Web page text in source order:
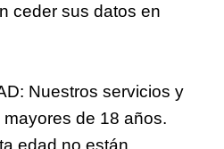
ceder sus datos en
Nuestros servicios y
de 18 años.
edad no están